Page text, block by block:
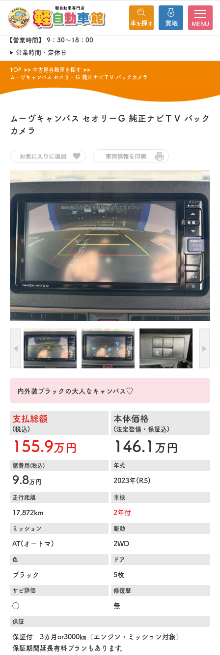
MENU
【営業時間】 9：30～18：00
営業時間・定休日
TOP
中古軽自動車を探す
ムーヴキャンバス セオリーＧ 純正ナビＴＶ バックカメラ
ムーヴキャンバス セオリーＧ 純正ナビＴＶ バック
カメラ
内外装ブラックの大人なキャンバス♡
支払総額
(税込)
155.9万円
本体価格
(法定整備・保証込)
146.1 万円
諸費用(税込)
9.8万円
年式
2023年(R5)
走行距離
17,872km
車検
2年付
ミッション
AT(オートマ)
駆動
2WD
色
ブラック
ドア
5枚
サビ評価
◯
修復歴
無
保証
保証付 3カ月or3000㎞（エンジン・ミッション対象）
保証期間延長有料プランもあります。